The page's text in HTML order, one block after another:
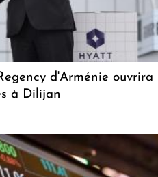
d'Arménie ouvrira
à Dilijan